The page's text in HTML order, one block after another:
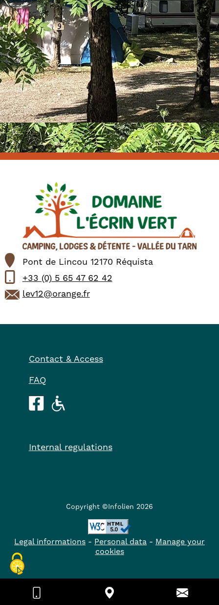
Pont de Lincou 12170 Réquista
+33 (0) 5 65 47 62 42
lev12@orange.fr
Contact & Access
FAQ
Internal regulations
Copyright ©Infolien 2026
Legal informations - Personal data - Manage your
cookies